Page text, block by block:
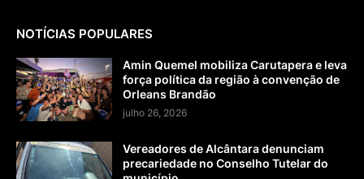
NOTÍCIAS POPULARES
Amin Quemel mobiliza Carutapera e leva
força política da região à convenção de
Orleans Brandão
julho 26, 2026
Vereadores de Alcântara denunciam
precariedade no Conselho Tutelar do